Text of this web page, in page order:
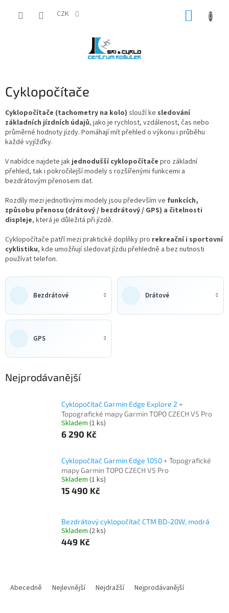
CZK
Cyklopočítače
Cyklopočítače (tachometry na kolo) slouží ke sledování
základních jízdních údajů, jako je rychlost, vzdálenost, čas nebo
průměrné hodnoty jízdy. Pomáhají mít přehled o výkonu i průběhu
každé vyjížďky.
V nabídce najdete jakjednodušší cyklopočítače pro základní
přehled, tak i pokročilejší modely s rozšířenými funkcemi a
bezdrátovým přenosem dat.
Rozdíly mezi jednotlivými modely jsou především ve funkcích,
způsobu přenosu (drátový / bezdrátový / GPS) a čitelnosti
displeje, která je důležitá při jízdě.
Cyklopočítače patří mezi praktické doplňky pro rekreační i sportovní
cyklistiku, kde umožňují sledovat jízdu přehledně a bez nutnosti
používat telefon.
Bezdrátové Drátové
GPS
Nejprodávanější
Cyklopočítač Garmin Edge Explore 2 +
Topografické mapy Garmin TOPO CZECH V5 Pro
Skladem (1 ks)
6 290 Kč
Cyklopočítač Garmin Edge 1050 + Topografické
mapy Garmin TOPO CZECH V5 Pro
Skladem (1 ks)
15 490 Kč
Bezdrátový cyklopočítač CTM BD-20W, modrá
Skladem (2 ks)
449 Kč
Abecedně Nejlevnější Nejdražší Nejprodávanější